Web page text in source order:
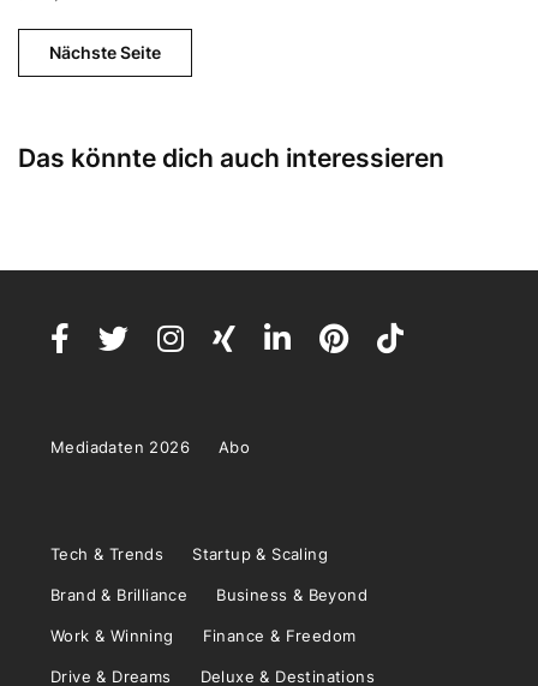
Nächste Seite
Das könnte dich auch interessieren
Mediadaten 2026 Abo
Tech & Trends Startup & Scaling
Brand & Brilliance Business & Beyond
Work & Winning Finance & Freedom
Drive & Dreams Deluxe & Destinations